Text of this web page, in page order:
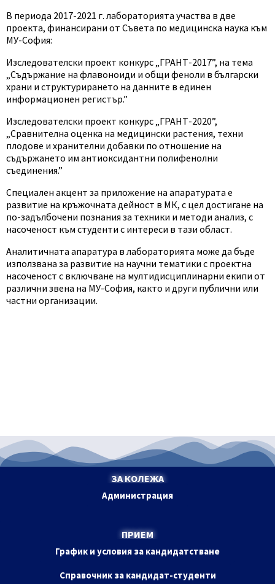
В периода 2017-2021 г. лабораторията участва в две
проекта, финансирани от Съвета по медицинска наука към
МУ-София:
Изследователски проект конкурс „ГРАНТ-2017”, на тема
„Съдържание на флавоноиди и общи феноли в български
храни и структурирането на данните в единен
информационен регистър.”
Изследователски проект конкурс „ГРАНТ-2020”,
„Сравнителна оценка на медицински растения, техни
плодове и хранителни добавки по отношение на
съдържането им антиоксидантни полифенолни
съединения.”
Специален акцент за приложение на апаратурата е
развитие на кръжочната дейност в МК, с цел достигане на
по-задълбочени познания за техники и методи анализ, с
насоченост към студенти с интереси в тази област.
Аналитичната апаратура в лабораторията може да бъде
използвана за развитие на научни тематики с проектна
насоченост с включване на мултидисциплинарни екипи от
различни звена на МУ-София, както и други публични или
частни организации.
ЗА КОЛЕЖА
Администрация
ПРИЕМ
График и условия за кандидатстване
Справочник за кандидат-студенти